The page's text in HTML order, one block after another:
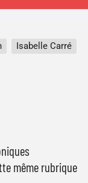
Isabelle Carré
même rubrique